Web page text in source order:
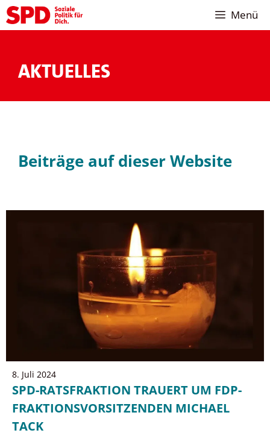
Zum
Inhalt
Menü
AKTUELLES
Beiträge auf dieser Website
8. Juli 2024
SPD-RATSFRAKTION TRAUERT UM FDP-
FRAKTIONSVORSITZENDEN MICHAEL
TACK